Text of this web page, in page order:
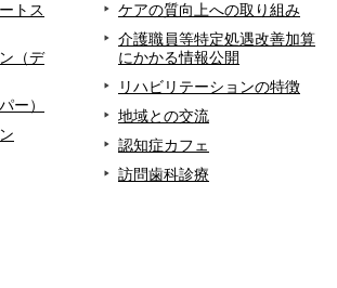
トス
（デ
ー）
ケアの質向上への取り組み
介護職員等特定処遇改善加算
にかかる情報公開
リハビリテーションの特徴
地域との交流
認知症カフェ
訪問歯科診療